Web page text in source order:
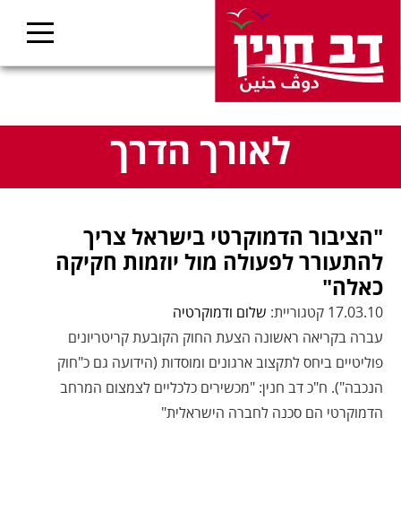
לאורך הדרך
"הציבור הדמוקרטי בישראל צריך
להתעורר לפעולה מול יוזמות חקיקה
כאלה"
17.03.10 קטגוריית:
שלום ודמוקרטיה
עברה בקריאה ראשונה הצעת החוק הקובעת קריטריונים
פוליטיים ביחס לתקצוב ארגונים ומוסדות (הידועה גם כ"חוק
הנכבה"). ח"כ דב חנין: "מכשירים כלכליים לצמצום המרחב
הדמוקרטי הם סכנה לחברה הישראלית"